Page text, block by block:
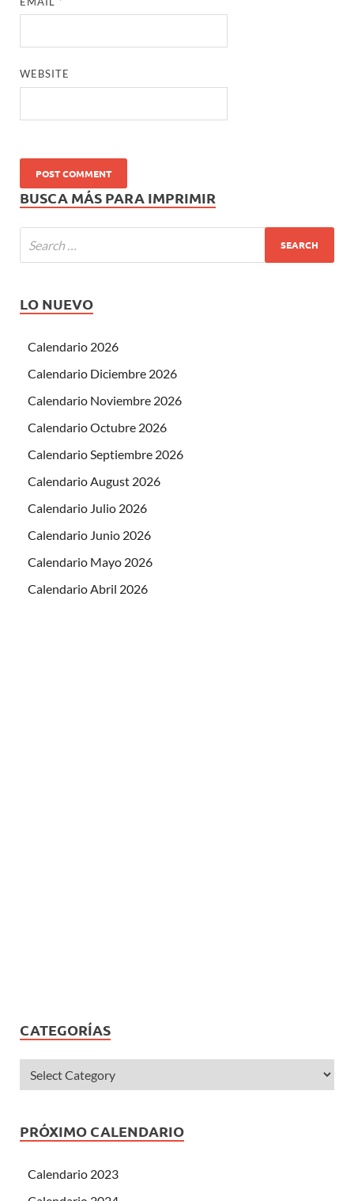
WEBSITE
BUSCA MÁS PARA IMPRIMIR
LO NUEVO
Calendario 2026
Calendario Diciembre 2026
Calendario Noviembre 2026
Calendario Octubre 2026
Calendario Septiembre 2026
Calendario August 2026
Calendario Julio 2026
Calendario Junio 2026
Calendario Mayo 2026
Calendario Abril 2026
CATEGORÍAS
PRÓXIMO CALENDARIO
Calendario 2023